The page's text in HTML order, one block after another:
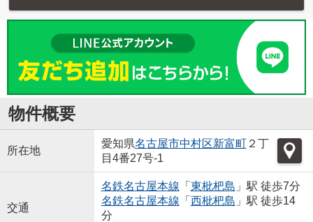
物件概要
所在地
愛知県名古屋市中村区新富町２丁
目4番27号-1
交通
名鉄名古屋本線 「 東枇杷島 」駅 徒歩7分
名鉄名古屋本線 「 西枇杷島 」駅 徒歩14
分